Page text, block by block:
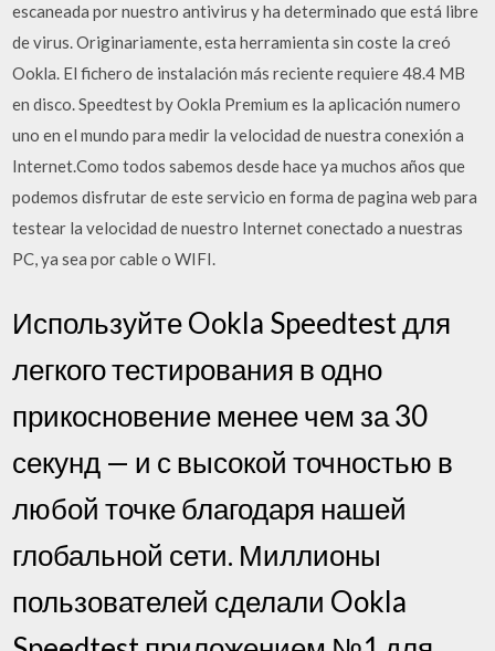
escaneada por nuestro antivirus y ha determinado que está libre
de virus. Originariamente, esta herramienta sin coste la creó
Ookla. El fichero de instalación más reciente requiere 48.4 MB
en disco. Speedtest by Ookla Premium es la aplicación numero
uno en el mundo para medir la velocidad de nuestra conexión a
Internet.Como todos sabemos desde hace ya muchos años que
podemos disfrutar de este servicio en forma de pagina web para
testear la velocidad de nuestro Internet conectado a nuestras
PC, ya sea por cable o WIFI.
Используйте Ookla Speedtest для
легкого тестирования в одно
прикосновение менее чем за 30
секунд — и с высокой точностью в
любой точке благодаря нашей
глобальной сети. Миллионы
пользователей сделали Ookla